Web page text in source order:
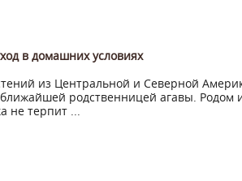
в домашних условиях
из Центральной и Северной
родственницей агавы. Родом
не терпит ...